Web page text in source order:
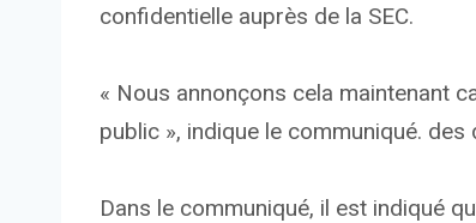
confidentielle auprès de la SEC.
« Nous annonçons cela maintenant
public », indique le communiqué.
Dans le communiqué, il est indiqué